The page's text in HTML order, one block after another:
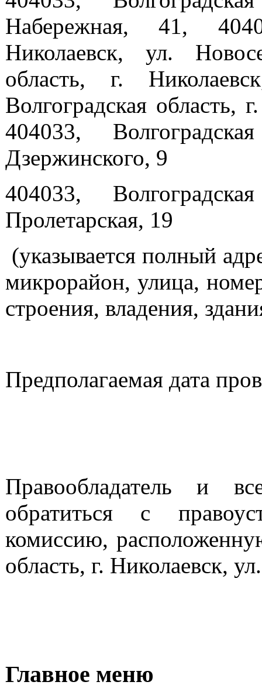
Набережная, 41,
Николаевск, ул.
область, г.
Волгоградская область,
404033,
Дзержинского, 9
404033,
Пролетарская, 19
(указывается полный
микрорайон, улица,
строения, владения,
Предполагаемая дата
Правообладатель и
обратиться с
комиссию,
область, г. Николаевск,
Главное меню